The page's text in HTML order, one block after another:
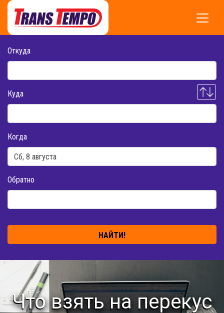
Откуда
Куда
Когда
Обратно
НАЙТИ!
Что взять на перекус